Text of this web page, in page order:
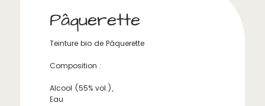
Pâquerette
Teinture bio de Pâquerette
Composition :
Alcool (55% vol.),
Eau